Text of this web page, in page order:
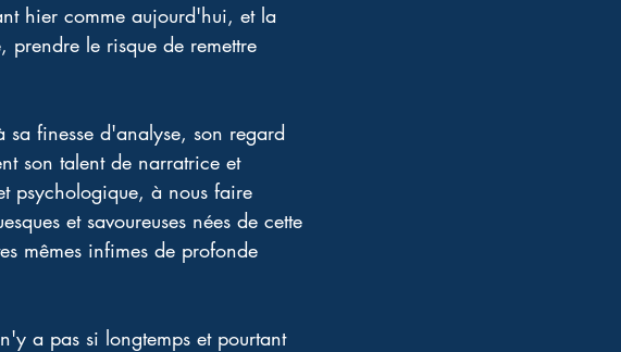
hier comme aujourd'hui, et la
prendre le risque de remettre
finesse d'analyse, son regard
son talent de narratrice et
psychologique, à nous faire
et savoureuses nées de cette
mêmes infimes de profonde
a pas si longtemps et pourtant